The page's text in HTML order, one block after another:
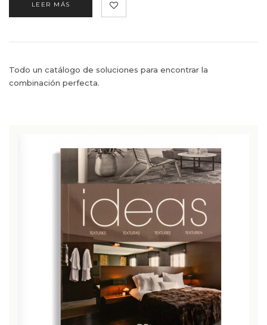
LEER MÁS
Todo un catálogo de soluciones para encontrar la
combinación perfecta.